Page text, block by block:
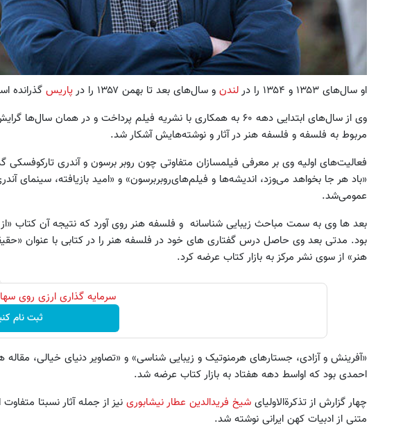
او سال‌های ۱۳۵۳ و ۱۳۵۴ را در لندن و سال‌های بعد تا بهمن ۱۳۵۷ را در پاریس گذرانده
وی از سال‌های ابتدایی دهه ۶۰ به همکاری با نشریه فیلم پرداخت و در همان
مربوط به فلسفه و فلسفه هنر در آثار و نوشته‌هایش آشکار شد.
فعالیت‌های اولیه وی بر معرفی فیلمسازان متفاوتی چون روبر برسون و آندری
«باد هر جا بخواهد می‌وزد، اندیشه‌ها و فیلم‌های‌روبربرسون» و «امید بازیافته، سینمای
عمومی‌شد.
بعد ها وی به سمت مباحث زیبایی شناسانه و فلسفه هنر روی آورد که نتیجه آن کتاب
بود. مدتی بعد وی حاصل درس گفتاری های خود در فلسفه هنر را در کتابی با عنوان
هنر» از سوی نشر مرکز به بازار کتاب عرضه کرد.
سرمایه گذاری ارزی روی
ثبت نام
«آفرینش و آزادی، جستارهای هرمنوتیک و زیبایی شناسی» و «تصاویر دنیای خیالی، مقاله
احمدی بود که اواسط دهه هفتاد به بازار کتاب عرضه شد.
چهار گزارش از تذکرة‌الاولیای شیخ فریدالدین عطار نیشابوری نیز از جمله آثار نسبتا
متنی از ادبیات کهن ایرانی نوشته شد.